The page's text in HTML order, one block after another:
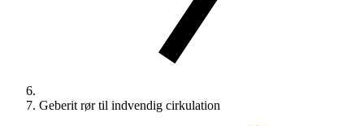
Geberit rør til indvendig cirkulation